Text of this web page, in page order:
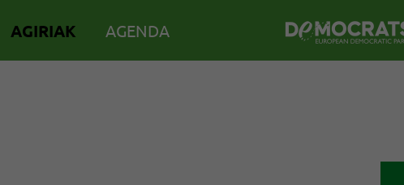
AGIRIAK AGENDA